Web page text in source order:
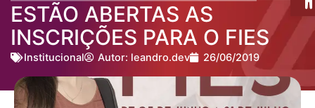
ESTÃO ABERTAS AS
INSCRIÇÕES PARA O FIES
Institucional Autor: leandro.dev 26/06/2019